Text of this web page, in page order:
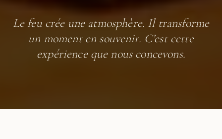
Le feu crée une atmosphère. Il transforme
un moment en souvenir. C’est cette
expérience que nous concevons.